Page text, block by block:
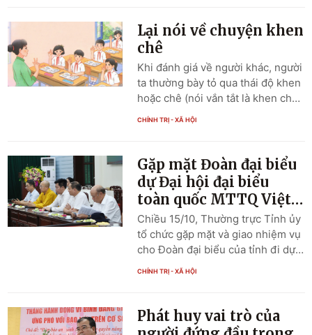
hai dân tộc Việt Nam - Lào đã gắn
kết với nhau từ rất sớm và ngày
càng phát triển mạnh mẽ, nhất là
trong các cuộc kháng chiến
chống kẻ thù chung của nhân dân
hai nước, trở thành tình đoàn kết,
liên minh chiến đấu đặc biệt vĩ
quốc gia, dân tộc trên thế giới.
Lại nói về chuyện khen
chê
Khi đánh giá về người khác, người
ta thường bày tỏ qua thái độ khen
hoặc chê (nói vắn tắt là khen chê).
“Khen” là sự tán đồng, là cho rằng
cực. Ngược lại với khen, “chê” là
hành vi bày tỏ thái độ không ưa
thích, không vừa ý, đánh giá thấp,
theo chiều hướng tiêu cực vì cho
là kém, là xấu, không đạt yêu cầu.
CHÍNH TRỊ - XÃ HỘI
Gặp mặt Đoàn đại biểu
dự Đại hội đại biểu
toàn quốc MTTQ Việt
Nam lần thứ X
Chiều 15/10, Thường trực Tỉnh ủy
tổ chức gặp mặt và giao nhiệm vụ
cho Đoàn đại biểu của tỉnh đi dự
Đại hội đại biểu toàn quốc MTTQ
Hoàng Sơn, Phó Bí thư Thường
trực Tỉnh uỷ, Chủ tịch HĐND tỉnh
CHÍNH TRỊ - XÃ HỘI
Phát huy vai trò của